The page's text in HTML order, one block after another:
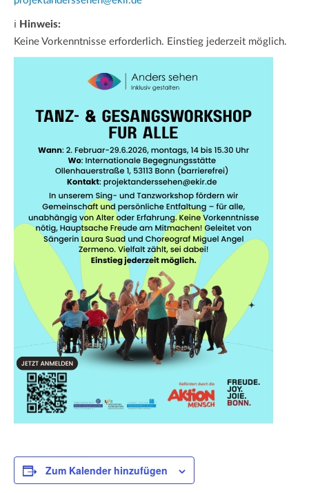
ℹ Hinweis:
Keine Vorkenntnisse erforderlich. Einstieg jederzeit möglich.
Zum Kalender hinzufügen